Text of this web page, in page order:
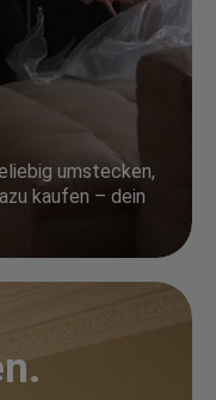
umstecken,
kaufen – dein